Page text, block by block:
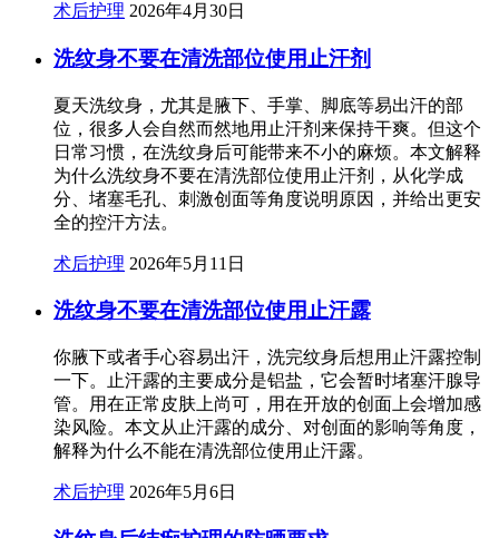
术后护理 2026年4月30日
洗纹身不要在清洗部位使用止汗剂
夏天洗纹身，尤其是腋下、手掌、脚底等易出汗的部
位，很多人会自然而然地用止汗剂来保持干爽。但这个
日常习惯，在洗纹身后可能带来不小的麻烦。本文解释
为什么洗纹身不要在清洗部位使用止汗剂，从化学成
分、堵塞毛孔、刺激创面等角度说明原因，并给出更安
全的控汗方法。
术后护理 2026年5月11日
洗纹身不要在清洗部位使用止汗露
你腋下或者手心容易出汗，洗完纹身后想用止汗露控制
一下。止汗露的主要成分是铝盐，它会暂时堵塞汗腺导
管。用在正常皮肤上尚可，用在开放的创面上会增加感
染风险。本文从止汗露的成分、对创面的影响等角度，
解释为什么不能在清洗部位使用止汗露。
术后护理 2026年5月6日